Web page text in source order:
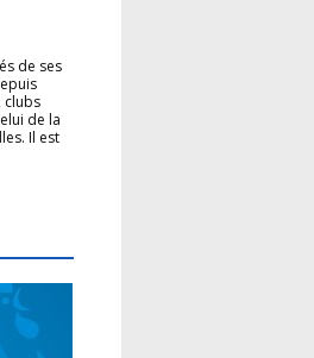
de ses
clubs
de la
Il est